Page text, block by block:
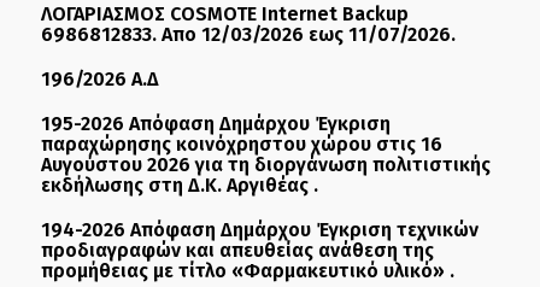
ΛΟΓΑΡΙΑΣΜΟΣ COSMOTE Internet Backup
6986812833. Απο 12/03/2026 εως 11/07/2026.
196/2026 Α.Δ
195-2026 Απόφαση Δημάρχου Έγκριση
παραχώρησης κοινόχρηστου χώρου στις 16
Αυγούστου 2026 για τη διοργάνωση πολιτιστικής
εκδήλωσης στη Δ.Κ. Αργιθέας .
194-2026 Απόφαση Δημάρχου Έγκριση τεχνικών
προδιαγραφών και απευθείας ανάθεση της
προμήθειας με τίτλο «Φαρμακευτικό υλικό» .